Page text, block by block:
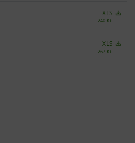
XLS
240 Kb
XLS
267 Kb